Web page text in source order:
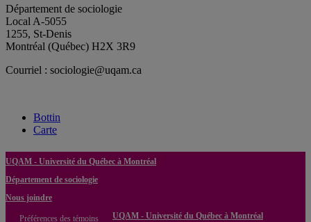
Département de sociologie
Local A-5055
1255, St-Denis
Montréal (Québec) H2X 3R9
Courriel : sociologie@uqam.ca
Bottin
Carte
UQAM - Université du Québec à Montréal
Département de sociologie
Nous joindre
Préférences des témoins UQAM - Université du Québec à Montréal